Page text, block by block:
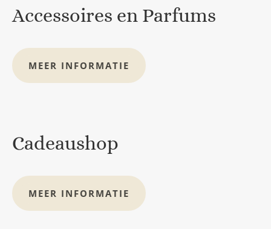
Accessoires en Parfums
MEER INFORMATIE
Cadeaushop
MEER INFORMATIE